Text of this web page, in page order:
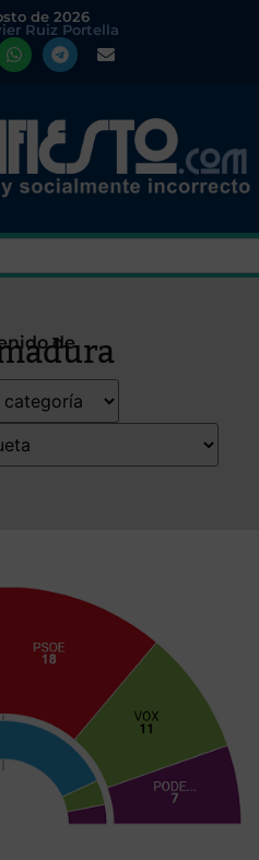
de 2026
Ruiz Portella
de